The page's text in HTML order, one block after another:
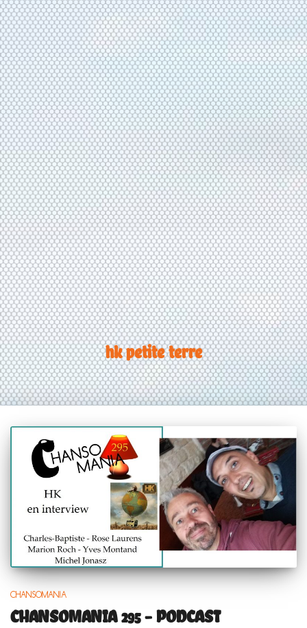
hk petite terre
CHANSOMANIA
CHANSOMANIA 295 – PODCAST